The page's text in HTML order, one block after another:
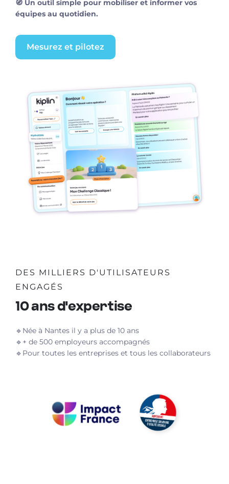
🧭 Un outil simple pour mobiliser et informer vos
équipes au quotidien.
Mesurez et pilotez
DES MILLIERS D'UTILISATEURS
ENGAGÉS
10 ans d'expertise
🔹Née à Nantes il y a plus de 10 ans
🔹+ de 500 employeurs accompagnés
🔹 Pour toutes les entreprises et tous les collaborateurs